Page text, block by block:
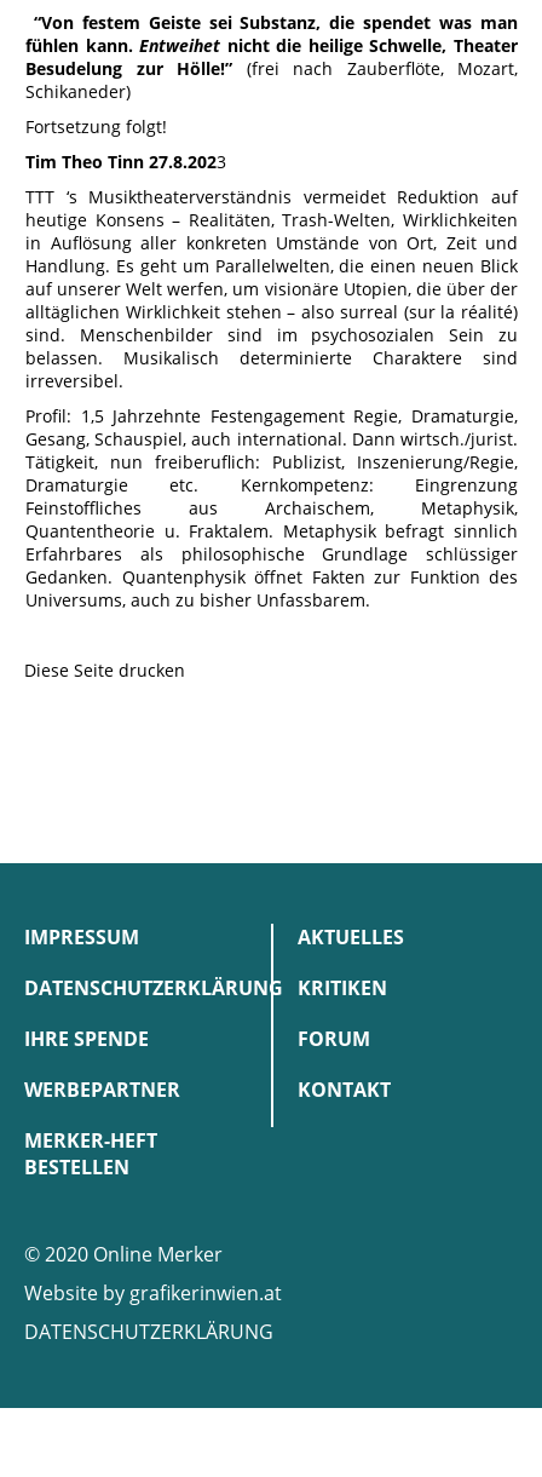
“Von festem Geiste sei Substanz, die spendet was man
fühlen kann.Entweihet nicht die heilige Schwelle, Theater
Besudelung zur Hölle!” (frei nach Zauberflöte, Mozart,
Schikaneder)
Fortsetzung folgt!
Tim Theo Tinn 27.8.2023
TTT ‘s Musiktheaterverständnis vermeidet Reduktion auf
heutige Konsens – Realitäten, Trash-Welten, Wirklichkeiten
in Auflösung aller konkreten Umstände von Ort, Zeit und
Handlung. Es geht um Parallelwelten, die einen neuen Blick
auf unserer Welt werfen, um visionäre Utopien, die über der
alltäglichen Wirklichkeit stehen – also surreal (sur la réalité)
sind. Menschenbilder sind im psychosozialen Sein zu
belassen. Musikalisch determinierte Charaktere sind
irreversibel.
Profil: 1,5 Jahrzehnte Festengagement Regie, Dramaturgie,
Gesang, Schauspiel, auch international. Dann wirtsch./jurist.
Tätigkeit, nun freiberuflich: Publizist, Inszenierung/Regie,
Dramaturgie etc. Kernkompetenz: Eingrenzung
Feinstoffliches aus Archaischem, Metaphysik,
Quantentheorie u. Fraktalem. Metaphysik befragt sinnlich
Erfahrbares als philosophische Grundlage schlüssiger
Gedanken. Quantenphysik öffnet Fakten zur Funktion des
Universums, auch zu bisher Unfassbarem.
Diese Seite drucken
IMPRESSUM
DATENSCHUTZERKLÄRUNG
IHRE SPENDE
WERBEPARTNER
MERKER-HEFT
BESTELLEN
AKTUELLES
KRITIKEN
FORUM
KONTAKT
© 2020 Online Merker
Website by grafikerinwien.at
DATENSCHUTZERKLÄRUNG